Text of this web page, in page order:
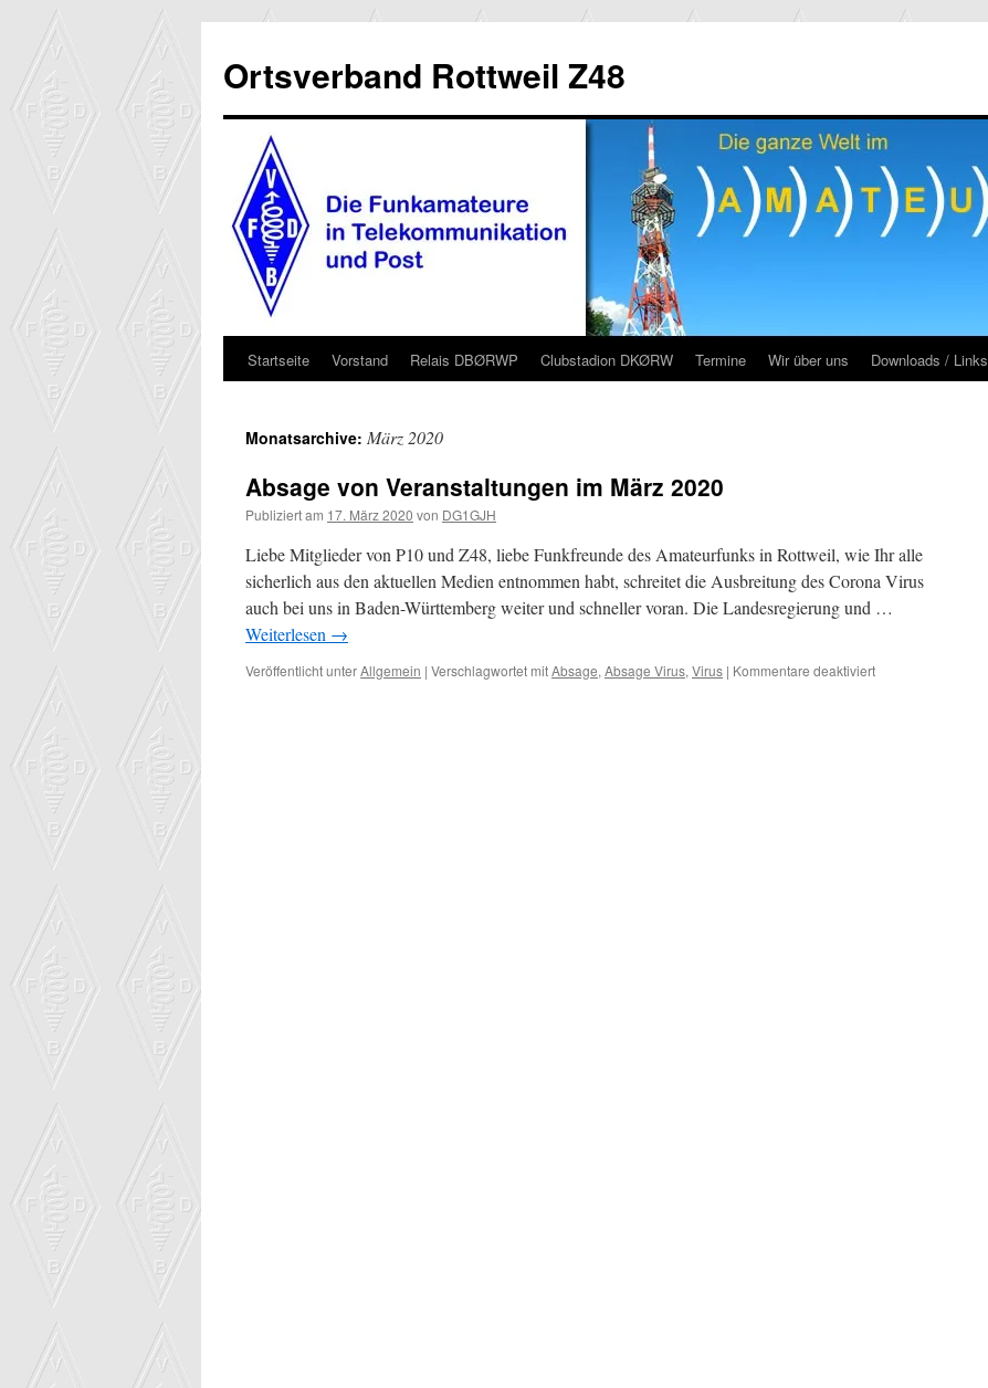
Ortsverband Rottweil Z48
Zum
springen
Startseite Vorstand Relais DBØRWP Clubstadion DKØRW Termine Wir über uns Downloads / Links
Monatsarchive: März 2020
Absage von Veranstaltungen im März 2020
Publiziert am 17. März 2020 von DG1GJH
Liebe Mitglieder von P10 und Z48, liebe Funkfreunde des Amateurfunks in Rottweil, wie Ihr alle
sicherlich aus den aktuellen Medien entnommen habt, schreitet die Ausbreitung des Corona Virus
auch bei uns in Baden-Württemberg weiter und schneller voran. Die Landesregierung und …
Weiterlesen →
Veröffentlicht unterAllgemein | Verschlagwortet mitAbsage, Absage Virus, Virus | Kommentare deaktiviertfür